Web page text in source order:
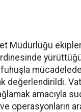
Müdürlüğü
mücadelede
değerlendirildi.
amacıyla
operasyonların